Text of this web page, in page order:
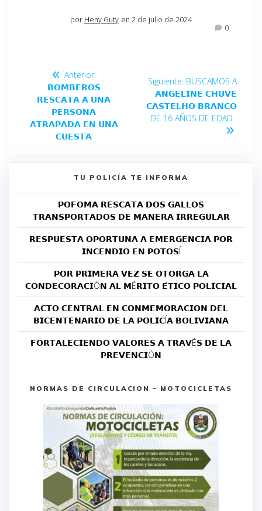
por Heny Guty en 2 de julio de 2024
0
Anterior:
𝗕𝗢𝗠𝗕𝗘𝗥𝗢𝗦
𝗥𝗘𝗦𝗖𝗔𝗧𝗔 𝗔 𝗨𝗡𝗔
𝗣𝗘𝗥𝗦𝗢𝗡𝗔
𝗔𝗧𝗥𝗔𝗣𝗔𝗗𝗔 𝗘𝗡 𝗨𝗡𝗔
𝗖𝗨𝗘𝗦𝗧𝗔
Siguiente: BUSCAMOS A
𝗔𝗡𝗚𝗘𝗟𝗜𝗡𝗘 𝗖𝗛𝗨𝗩𝗘
𝗖𝗔𝗦𝗧𝗘𝗟𝗛𝗢 𝗕𝗥𝗔𝗡𝗖𝗢
DE 16 AÑOS DE EDAD
TU POLICÍA TE INFORMA
𝗣𝗢𝗙𝗢𝗠𝗔 𝗥𝗘𝗦𝗖𝗔𝗧𝗔 𝗗𝗢𝗦 𝗚𝗔𝗟𝗟𝗢𝗦
𝗧𝗥𝗔𝗡𝗦𝗣𝗢𝗥𝗧𝗔𝗗𝗢𝗦 𝗗𝗘 𝗠𝗔𝗡𝗘𝗥𝗔 𝗜𝗥𝗥𝗘𝗚𝗨𝗟𝗔𝗥
𝗥𝗘𝗦𝗣𝗨𝗘𝗦𝗧𝗔 𝗢𝗣𝗢𝗥𝗧𝗨𝗡𝗔 𝗔 𝗘𝗠𝗘𝗥𝗚𝗘𝗡𝗖𝗜𝗔 𝗣𝗢𝗥
𝗜𝗡𝗖𝗘𝗡𝗗𝗜𝗢 𝗘𝗡 𝗣𝗢𝗧𝗢𝗦Í
𝗣𝗢𝗥 𝗣𝗥𝗜𝗠𝗘𝗥𝗔 𝗩𝗘𝗭 𝗦𝗘 𝗢𝗧𝗢𝗥𝗚𝗔 𝗟𝗔
𝗖𝗢𝗡𝗗𝗘𝗖𝗢𝗥𝗔𝗖𝗜Ó𝗡 𝗔𝗟 𝗠É𝗥𝗜𝗧𝗢 𝗘́𝗧𝗜𝗖𝗢 𝗣𝗢𝗟𝗜𝗖𝗜𝗔𝗟
𝗔𝗖𝗧𝗢 𝗖𝗘𝗡𝗧𝗥𝗔𝗟 𝗘𝗡 𝗖𝗢𝗡𝗠𝗘𝗠𝗢𝗥𝗔𝗖𝗜𝗢𝗡 𝗗𝗘𝗟
𝗕𝗜𝗖𝗘𝗡𝗧𝗘𝗡𝗔𝗥𝗜𝗢 𝗗𝗘 𝗟𝗔 𝗣𝗢𝗟𝗜𝗖Í𝗔 𝗕𝗢𝗟𝗜𝗩𝗜𝗔𝗡𝗔
𝗙𝗢𝗥𝗧𝗔𝗟𝗘𝗖𝗜𝗘𝗡𝗗𝗢 𝗩𝗔𝗟𝗢𝗥𝗘𝗦 𝗔 𝗧𝗥𝗔𝗩É𝗦 𝗗𝗘 𝗟𝗔
𝗣𝗥𝗘𝗩𝗘𝗡𝗖𝗜Ó𝗡
NORMAS DE CIRCULACION – MOTOCICLETAS